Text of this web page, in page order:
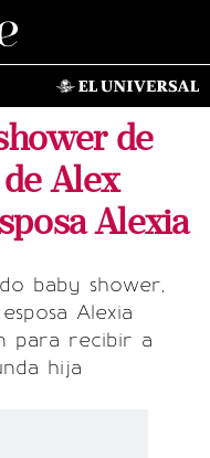
de
Alex
Alexia
baby shower,
Alexia
para recibir a
hija